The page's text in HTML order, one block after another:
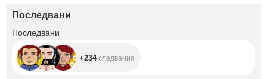
Последвани
Последвани
+234следвания